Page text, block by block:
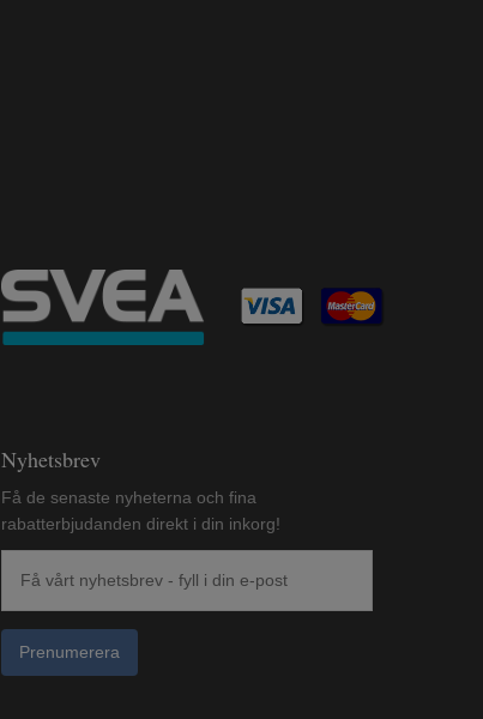
Nyhetsbrev
Få de senaste nyheterna och fina
rabatterbjudanden direkt i din inkorg!
Prenumerera